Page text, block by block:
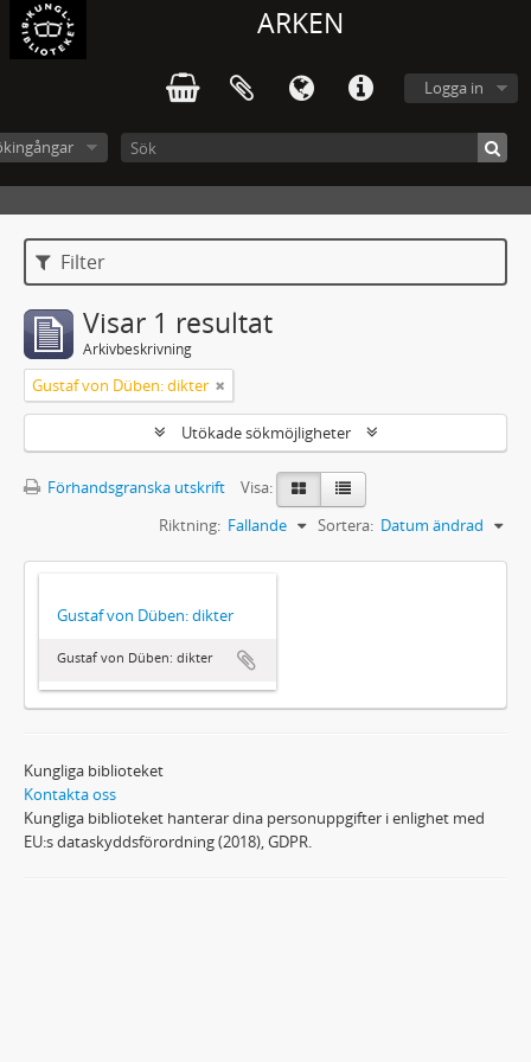
ARKEN
Logga in
Filter
Visar 1 resultat
Arkivbeskrivning
Gustaf von Düben: dikter
Utökade sökmöjligheter
Förhandsgranska utskrift
Visa:
Sortera: Datum ändrad
Riktning: Fallande
Gustaf von Düben: dikter
Gustaf von Düben: dikter
Kungliga biblioteket
Kontakta oss
Kungliga biblioteket hanterar dina personuppgifter i enlighet med
EU:s dataskyddsförordning (2018), GDPR.